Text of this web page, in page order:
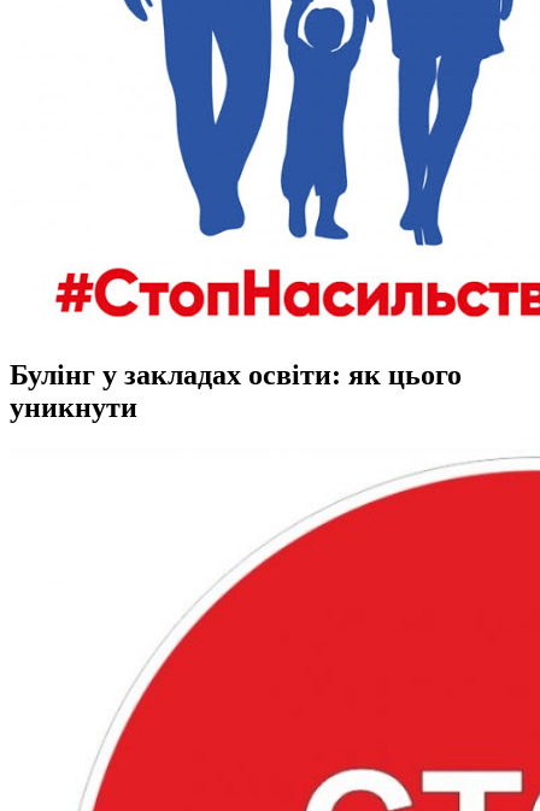
Булінг у закладах освіти: як цього
уникнути